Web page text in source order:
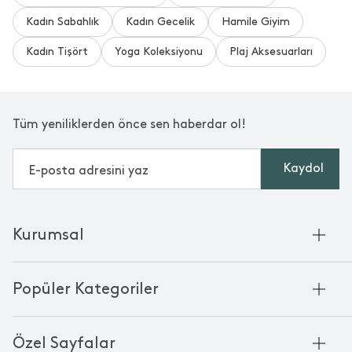
Aradığınızı Bulamadınız mı?
Bize Yeni Bir Soru Sorun
Kadın Sabahlık Kadın Gecelik Hamile Giyim
Kadın Tişört Yoga Koleksiyonu Plaj Aksesuarları
Tüm yeniliklerden önce sen haberdar ol!
Kaydol
Popüler Kategoriler
Bornoz
Özel Sayfalar
Kurumsal
Kurumsal Satış
Chakra Manifesto